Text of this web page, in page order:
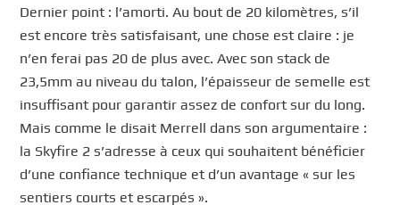
Dernier point : l’amorti. Au bout de 20 kilomètres, s’il
est encore très satisfaisant, une chose est claire : je
n’en ferai pas 20 de plus avec. Avec son stack de
23,5mm au niveau du talon, l’épaisseur de semelle est
insuffisant pour garantir assez de confort sur du long.
Mais comme le disait Merrell dans son argumentaire :
la Skyfire 2 s’adresse à ceux qui souhaitent bénéficier
d’une confiance technique et d’un avantage « sur les
sentiers courts et escarpés ».